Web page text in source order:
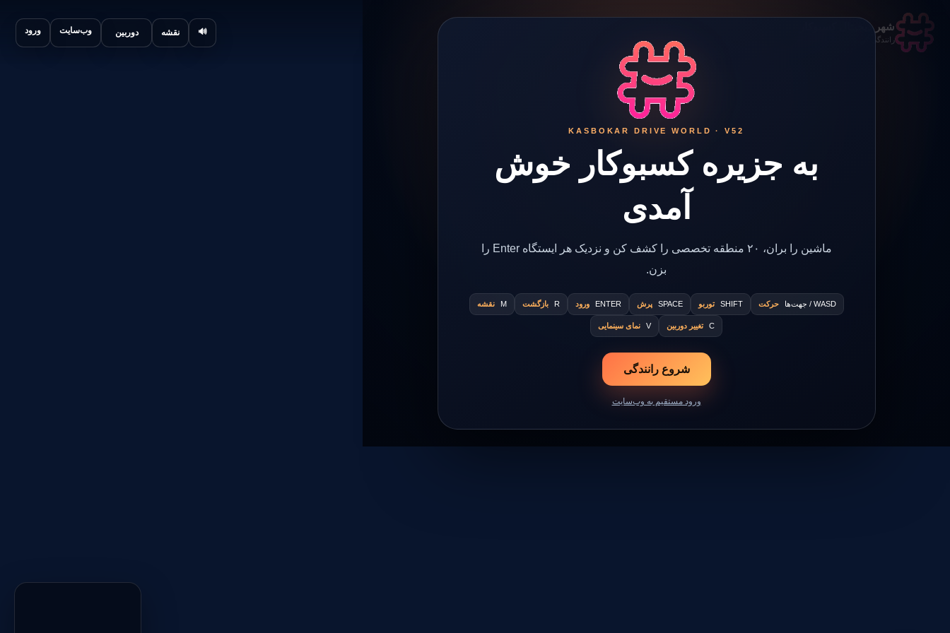
شهر دیجیتال کسبوکار
رانندگی کن و وارد منطقه‌ها شو
🔊 نقشه دوربین وب‌سایت ورود
KASBOKAR DRIVE WORLD · V52
به جزیره کسبوکار خوش
آمدی
ماشین را بران، ۲۰ منطقه تخصصی را کشف کن و نزدیک هر ایستگاه Enter را
بزن.
WASD / جهت‌ها حرکت SHIFT توربو SPACE پرش ENTER ورود R بازگشت M نقشه
C تغییر دوربین V نمای سینمایی
شروع رانندگی
ورود مستقیم به وب‌سایت